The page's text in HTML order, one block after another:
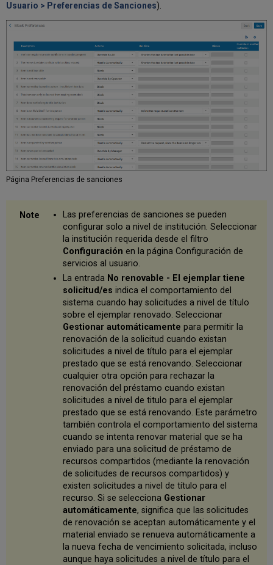
Consideraciones
XSL
de
Carta
de
notificación
de
préstamo
vencido
y
perdido
Configurar
recordatorios
de
préstamos
cortos
Recordatorios
préstamos
plazo
Política
sanción
préstamos
Préstamos
perdidos
Configuración
devolución
préstamos
Configurar
Usuario > Preferencias de Sanciones).
Página Preferencias de sanciones
Las preferencias de sanciones se pueden
configurar solo a nivel de institución. Seleccionar
la institución requerida desde el filtro
Configuración en la página Configuración de
servicios al usuario.
La entrada No renovable - El ejemplar tiene
solicitud/es indica el comportamiento del
sistema cuando hay solicitudes a nivel de título
sobre el ejemplar renovado. Seleccionar
Gestionar automáticamente para permitir la
renovación de la solicitud cuando existan
solicitudes a nivel de título para el ejemplar
prestado que se está renovando. Seleccionar
cualquier otra opción para rechazar la
renovación del préstamo cuando existan
solicitudes a nivel de titulo para el ejemplar
prestado que se está renovando. Este parámetro
también controla el comportamiento del sistema
cuando se intenta renovar material que se ha
enviado para una solicitud de préstamo de
recursos compartidos (mediante la renovación
de solicitudes de recursos compartidos) y
existen solicitudes a nivel de título para el
recurso. Si se selecciona Gestionar
automáticamente, significa que las solicitudes
de renovación se aceptan automáticamente y el
material enviado se renueva automáticamente a
la nueva fecha de vencimiento solicitada, incluso
aunque haya solicitudes a nivel de título para el